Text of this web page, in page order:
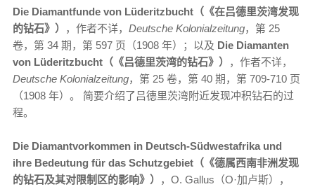
Die Diamantfunde von Lüderitzbucht（《在吕德里茨湾发现
的钻石》）
，作者不详， Deutsche Kolonialzeitung，第 25
卷，第 34 期，第 597 页（1908 年）；以及 Die Diamanten
von Lüderitzbucht（《吕德里茨湾的钻石》）
，作者不详，
Deutsche Kolonialzeitung，第 25 卷，第 40 期，第 709-710 页
（1908 年）。 简要介绍了吕德里茨湾附近发现冲积钻石的过
程。
Die Diamantvorkommen in Deutsch-Südwestafrika und
ihre Bedeutung für das Schutzgebiet（《德属西南非洲发现
的钻石及其对限制区的影响》）
，O. Gallus（O·加卢斯），